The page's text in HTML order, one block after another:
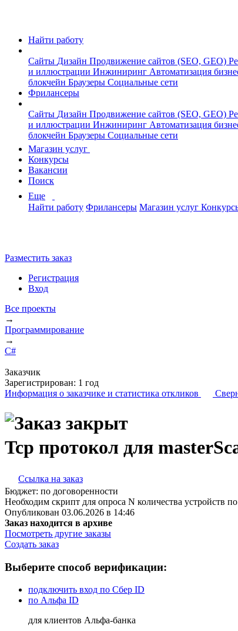
Найти работу
Сайты Дизайн Продвижение сайтов (SEO, GEO)
и иллюстрации Инжиниринг Автоматизация
блокчейн Браузеры Социальные сети
Фрилансеры
Сайты Дизайн Продвижение сайтов (SEO, GEO)
и иллюстрации Инжиниринг Автоматизация
блокчейн Браузеры Социальные сети
Магазин услуг
Конкурсы
Вакансии
Поиск
Еще
Найти работу Фрилансеры Магазин услуг
Разместить заказ
Регистрация
Вход
Все проекты
→
Программирование
→
C#
Заказчик
Зарегистрирован: 1 год
Информация о заказчике и статистика откликов
Tcp протокол для
Ссылка на заказ
Бюджет: по договоренности
Необходим скрипт для опроса N количества устройств
Опубликован 03.06.2026 в 14:46
Заказ находится в архиве
Посмотреть другие заказы
Создать заказ
Выберите способ верификации:
подключить вход по Сбер ID
по Альфа ID
для клиентов Альфа-банка